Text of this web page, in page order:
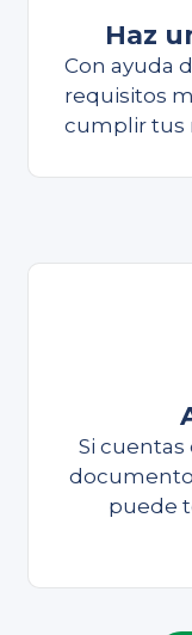
Haz
Con ayuda
requisitos
cumplir tus
Si
puede